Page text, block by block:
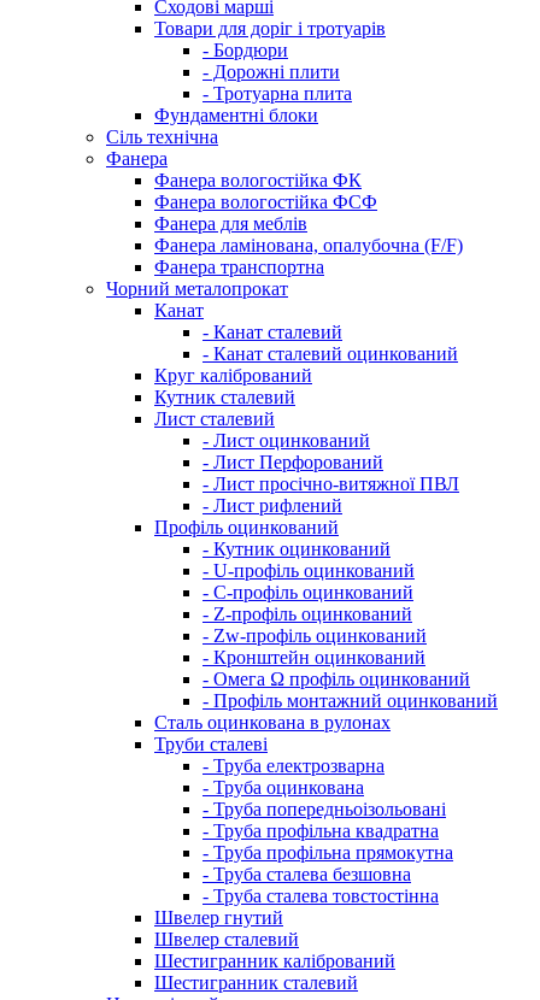
Сходові марші
Товари для доріг і тротуарів
- Бордюри
- Дорожні плити
- Тротуарна плита
Фундаментні блоки
Сіль технічна
Фанера
Фанера вологостійка ФК
Фанера вологостійка ФСФ
Фанера для меблів
Фанера ламінована, опалубочна (F/F)
Фанера транспортна
Чорний металопрокат
Канат
- Канат сталевий
- Канат сталевий оцинкований
Круг калібрований
Кутник сталевий
Лист сталевий
- Лист оцинкований
- Лист Перфорований
- Лист просічно-витяжної ПВЛ
- Лист рифлений
Профіль оцинкований
- Кутник оцинкований
- U-профіль оцинкований
- С-профіль оцинкований
- Z-профіль оцинкований
- Zw-профіль оцинкований
- Кронштейн оцинкований
- Омега Ω профіль оцинкований
- Профіль монтажний оцинкований
Сталь оцинкована в рулонах
Труби сталеві
- Труба електрозварна
- Труба оцинкована
- Труба попередньоізольовані
- Труба профільна квадратна
- Труба профільна прямокутна
- Труба сталева безшовна
- Труба сталева товстостінна
Швелер гнутий
Швелер сталевий
Шестигранник калібрований
Шестигранник сталевий